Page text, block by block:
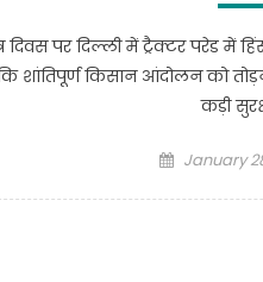
दिवस पर दिल्ली में ट्रैक्टर परेड में
शांतिपूर्ण किसान आंदोलन को
कड़ी
Posted
January